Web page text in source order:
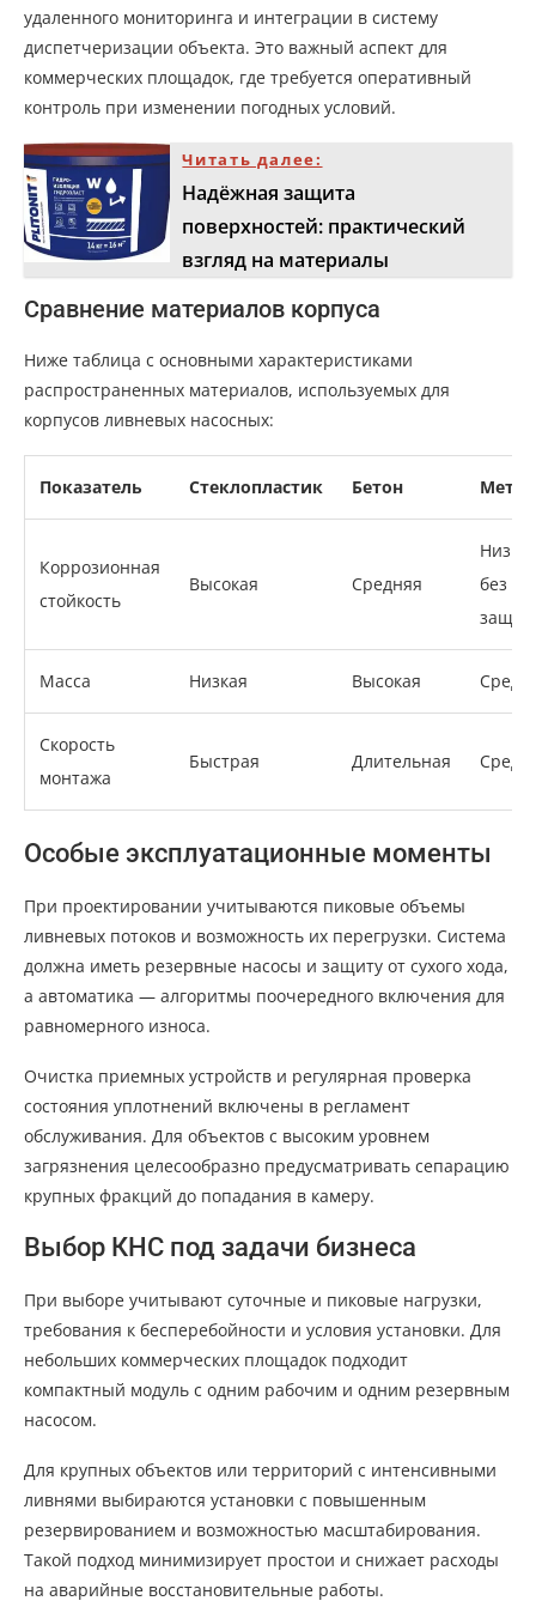
удаленного мониторинга и интеграции в систему
диспетчеризации объекта. Это важный аспект для
коммерческих площадок, где требуется оперативный
контроль при изменении погодных условий.
Читать далее:
Надёжная защита
поверхностей: практический
взгляд на материалы
Сравнение материалов корпуса
Ниже таблица с основными характеристиками
распространенных материалов, используемых для
корпусов ливневых насосных:
Показатель Стеклопластик Бетон
Коррозионная
стойкость
Высокая Средняя
без
Масса Низкая Высокая
Скорость
монтажа
Быстрая Длительная
Особые эксплуатационные моменты
При проектировании учитываются пиковые объемы
ливневых потоков и возможность их перегрузки. Система
должна иметь резервные насосы и защиту от сухого хода,
а автоматика — алгоритмы поочередного включения для
равномерного износа.
Очистка приемных устройств и регулярная проверка
состояния уплотнений включены в регламент
обслуживания. Для объектов с высоким уровнем
загрязнения целесообразно предусматривать сепарацию
крупных фракций до попадания в камеру.
Выбор КНС под задачи бизнеса
При выборе учитывают суточные и пиковые нагрузки,
требования к бесперебойности и условия установки. Для
небольших коммерческих площадок подходит
компактный модуль с одним рабочим и одним резервным
насосом.
Для крупных объектов или территорий с интенсивными
ливнями выбираются установки с повышенным
резервированием и возможностью масштабирования.
Такой подход минимизирует простои и снижает расходы
на аварийные восстановительные работы.